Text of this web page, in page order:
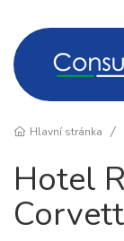
Hlavní stránka
Hotel